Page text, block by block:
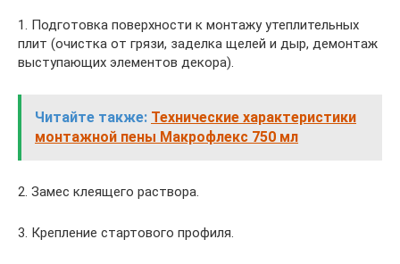
1. Подготовка поверхности к монтажу утеплительных
плит (очистка от грязи, заделка щелей и дыр, демонтаж
выступающих элементов декора).
Читайте также: Технические характеристики
монтажной пены Макрофлекс 750 мл
2. Замес клеящего раствора.
3. Крепление стартового профиля.